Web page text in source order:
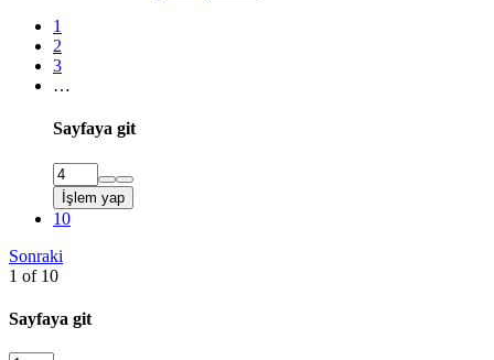
1
2
3
…
Sayfaya git
İşlem yap
10
Sonraki
1 of 10
Sayfaya git